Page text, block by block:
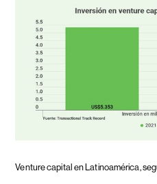
Venture capital en Latinoamérica,